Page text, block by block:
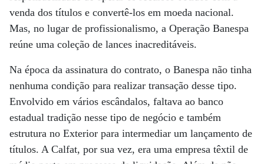
venda dos títulos e convertê-los em moeda nacional.
Mas, no lugar de profissionalismo, a Operação Banespa
reúne uma coleção de lances inacreditáveis.
Na época da assinatura do contrato, o Banespa não tinha
nenhuma condição para realizar transação desse tipo.
Envolvido em vários escândalos, faltava ao banco
estadual tradição nesse tipo de negócio e também
estrutura no Exterior para intermediar um lançamento de
títulos. A Calfat, por sua vez, era uma empresa têxtil de